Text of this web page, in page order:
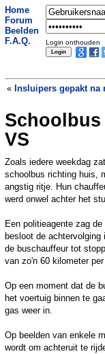
Home
Forum
Beelden
F.A.Q.
Login onthouden
« Insluipers gepakt na
VS
Zoals iedere weekdag
schoolbus richting huis,
angstig ritje. Hun
werd onwel achter het
Een politieagente zag
besloot de
de buschauffeur tot
van zo'n 60 kilometer
Op een moment dat de
het voertuig binnen te
gas weer in.
Op beelden van enkele
wordt om achteruit te